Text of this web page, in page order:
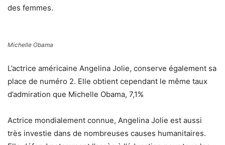
des femmes.
Michelle Obama
L’actrice américaine Angelina Jolie, conserve également sa
place de numéro 2. Elle obtient cependant le même taux
d’admiration que Michelle Obama, 7,1%
Actrice mondialement connue, Angelina Jolie est aussi
très investie dans de nombreuses causes humanitaires.